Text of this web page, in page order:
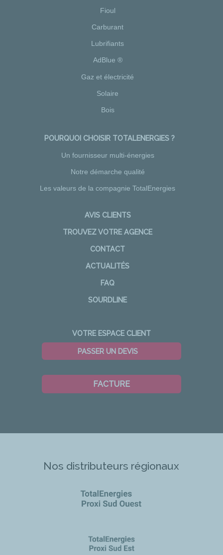
Fioul
Carburant
Lubrifiants
AdBlue ®
Gaz et électricité
Solaire
Bois
POURQUOI CHOISIR TOTALENERGIES ?
Un fournisseur multi-énergies
Notre démarche qualité
Les valeurs de la compagnie TotalEnergies
AVIS CLIENTS
TROUVEZ VOTRE AGENCE
CONTACT
ACTUALITÉS
FAQ
SOURDLINE
VOTRE ESPACE CLIENT
PASSER UN DEVIS
FACTURE
Nos distributeurs régionaux